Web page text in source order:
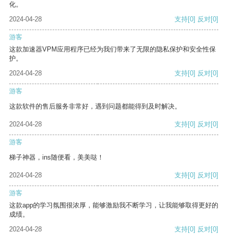
化。
2024-04-28
支持[0] 反对[0]
游客
这款加速器VPM应用程序已经为我们带来了无限的隐私保护和安全性保
护。
2024-04-28
支持[0] 反对[0]
游客
这款软件的售后服务非常好，遇到问题都能得到及时解决。
2024-04-28 支持[0] 反对[0]
游客
梯子神器，ins随便看，美美哒！
2024-04-28 支持[0] 反对[0]
游客
这款app的学习氛围很浓厚，能够激励我不断学习，让我能够取得更好的
成绩。
2024-04-28
支持[0] 反对[0]